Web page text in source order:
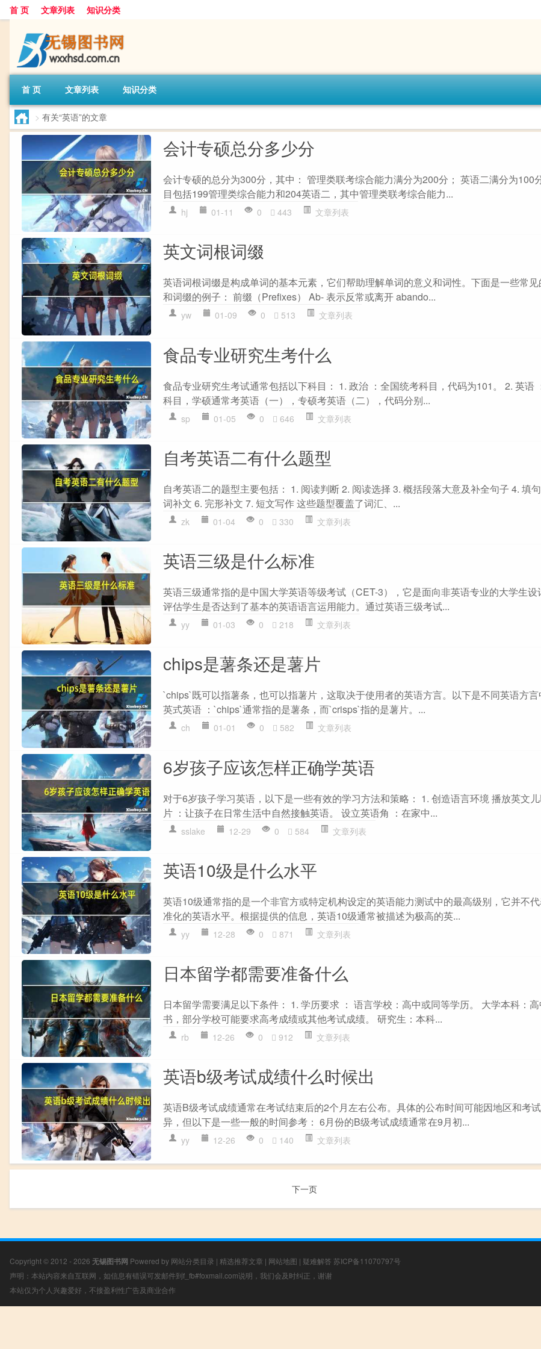
首 页 文章列表 知识分类
首 页 文章列表 知识分类
> 有关“英语”的文章
会计专硕总分多少分
会计专硕的总分为300分，其中： 管理类联考综合能力满分为200分； 英语二满分为100
目包括199管理类综合能力和204英语二，其中管理类联考综合能力...
hj 01-11 0 443 文章列表
英文词根词缀
英语词根词缀是构成单词的基本元素，它们帮助理解单词的意义和词性。下面是一些常
和词缀的例子： 前缀（Prefixes） Ab- 表示反常或离开 abando...
yw 01-09 0 513 文章列表
食品专业研究生考什么
食品专业研究生考试通常包括以下科目： 1. 政治 ：全国统考科目，代码为101。 2. 英语
科目，学硕通常考英语（一），专硕考英语（二），代码分别...
sp 01-05 0 646 文章列表
自考英语二有什么题型
自考英语二的题型主要包括： 1. 阅读判断 2. 阅读选择 3. 概括段落大意及补全句子 4. 填
词补文 6. 完形补文 7. 短文写作 这些题型覆盖了词汇、...
zk 01-04 0 330 文章列表
英语三级是什么标准
英语三级通常指的是中国大学英语等级考试（CET-3），它是面向非英语专业的大学生设
评估学生是否达到了基本的英语语言运用能力。通过英语三级考试...
yy 01-03 0 218 文章列表
chips是薯条还是薯片
`chips`既可以指薯条，也可以指薯片，这取决于使用者的英语方言。以下是不同英语方言
英式英语 ：`chips`通常指的是薯条，而`crisps`指的是薯片。...
ch 01-01 0 582 文章列表
6岁孩子应该怎样正确学英语
对于6岁孩子学习英语，以下是一些有效的学习方法和策略： 1. 创造语言环境 播放英文
片 ：让孩子在日常生活中自然接触英语。 设立英语角 ：在家中...
sslake 12-29 0 584 文章列表
英语10级是什么水平
英语10级通常指的是一个非官方或特定机构设定的英语能力测试中的最高级别，它并不
准化的英语水平。根据提供的信息，英语10级通常被描述为极高的英...
yy 12-28 0 871 文章列表
日本留学都需要准备什么
日本留学需要满足以下条件： 1. 学历要求 ： 语言学校：高中或同等学历。 大学本科：
书，部分学校可能要求高考成绩或其他考试成绩。 研究生：本科...
rb 12-26 0 912 文章列表
英语b级考试成绩什么时候出
英语B级考试成绩通常在考试结束后的2个月左右公布。具体的公布时间可能因地区和考
异，但以下是一些一般的时间参考： 6月份的B级考试成绩通常在9月初...
yy 12-26 0 140 文章列表
下一页
Copyright © 2012 - 2026 无锡图书网 Powered by 网站分类目录 | 精选推荐文章 | 网站地图 | 疑难解答 苏ICP备11070797号
声明：本站内容来自互联网，如信息有错误可发邮件到f_fb#foxmail.com说明，我们会及时纠正，谢谢
本站仅为个人兴趣爱好，不接盈利性广告及商业合作